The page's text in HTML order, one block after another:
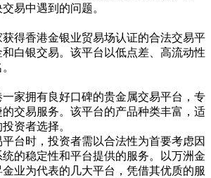
易中遇到的问题。
得香港金银业贸易场认证的合法交易平
白银交易。该平台以低点差、高流动性
家拥有良好口碑的贵金属交易平台，专
交易服务。该平台的产品种类丰富，适
资者选择。
台时，投资者需以合法性为首要考虑因
的稳定性和平台提供的服务。以万洲金
业为代表的几大平台，凭借其优质的服